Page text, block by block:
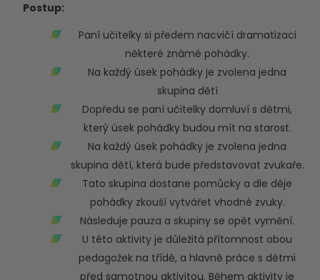
Postup:
Paní učitelky si předem nacvičí dramatizaci
některé známé pohádky.
Na každý úsek pohádky je zvolena jedna
skupina dětí
Dopředu se paní učitelky domluví s dětmi,
který úsek pohádky budou mít na starost.
Na každý úsek pohádky je zvolena jedna
skupina dětí, která bude představovat zvukaře.
Tato skupina dostane pomůcky a dle děje
pohádky zkouší vytvářet vhodné zvuky.
Následuje pauza a skupiny se opět vymění.
U této aktivity je důležitá přítomnost obou
pedagožek na třídě, a hlavně práce s dětmi
před samotnou aktivitou. Během aktivity je